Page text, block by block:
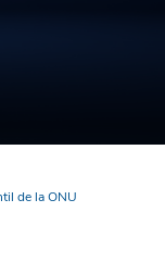
de la ONU